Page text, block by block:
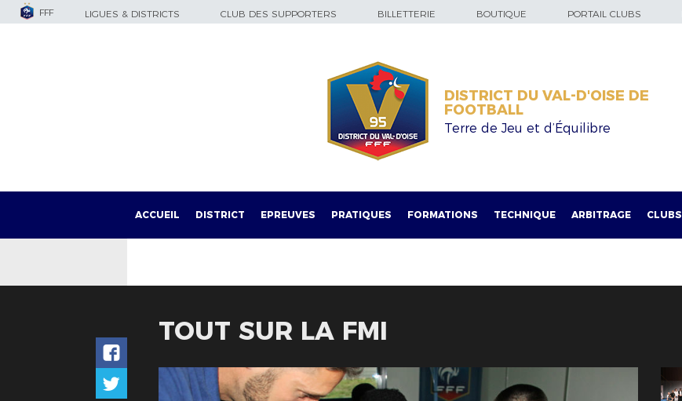
FFF LIGUES & DISTRICTS CLUB DES SUPPORTERS BILLETTERIE BOUTIQUE PORTAIL CLUBS
DISTRICT DU VAL-D'OISE DE
FOOTBALL
Terre de Jeu et d’Équilibre
ACCUEIL DISTRICT EPREUVES PRATIQUES FORMATIONS TECHNIQUE ARBITRAGE CLUBS
TOUT SUR LA FMI